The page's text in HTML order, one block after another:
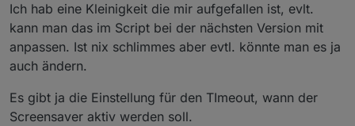
Ich hab eine Kleinigkeit die mir aufgefallen ist, evlt.
kann man das im Script bei der nächsten Version mit
anpassen. Ist nix schlimmes aber evtl. könnte man es ja
auch ändern.
Es gibt ja die Einstellung für den TImeout, wann der
Screensaver aktiv werden soll.